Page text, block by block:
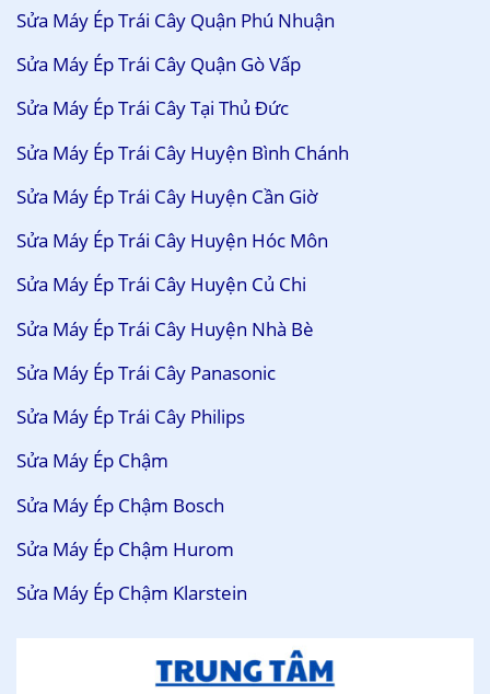
Sửa Máy Ép Trái Cây Quận Phú Nhuận
Sửa Máy Ép Trái Cây Quận Gò Vấp
Sửa Máy Ép Trái Cây Tại Thủ Đức
Sửa Máy Ép Trái Cây Huyện Bình Chánh
Sửa Máy Ép Trái Cây Huyện Cần Giờ
Sửa Máy Ép Trái Cây Huyện Hóc Môn
Sửa Máy Ép Trái Cây Huyện Củ Chi
Sửa Máy Ép Trái Cây Huyện Nhà Bè
Sửa Máy Ép Trái Cây Panasonic
Sửa Máy Ép Trái Cây Philips
Sửa Máy Ép Chậm
Sửa Máy Ép Chậm Bosch
Sửa Máy Ép Chậm Hurom
Sửa Máy Ép Chậm Klarstein